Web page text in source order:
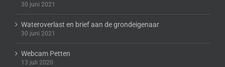
30 juni 2021
Wateroverlast en brief aan de grondeigenaar
30 juni 2021
Webcam Petten
13 juli 2020